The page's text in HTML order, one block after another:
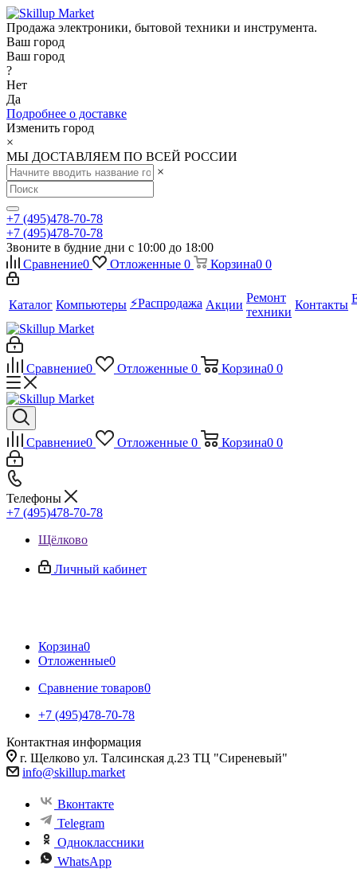
Продажа электроники, бытовой техники и инструмента.
Ваш город
Ваш город
?
Нет
Да
Подробнее о доставке
Изменить город
×
МЫ ДОСТАВЛЯЕМ ПО ВСЕЙ РОССИИ
×
+7 (495)478-70-78
+7 (495)478-70-78
Звоните в будние дни с 10:00 до 18:00
Сравнение0 Отложенные 0 Корзина0 0
Каталог Компьютеры ⚡️Распродажа Акции
Ремонт
техники
Контакты
Сравнение0 Отложенные 0 Корзина0 0
Сравнение0 Отложенные 0 Корзина0 0
Телефоны
+7 (495)478-70-78
Щёлково
Личный кабинет
Корзина0
Отложенные0
Сравнение товаров0
+7 (495)478-70-78
Контактная информация
г. Щелково ул. Талсинская д.23 ТЦ "Сиреневый"
info@skillup.market
Вконтакте
Telegram
Одноклассники
WhatsApp